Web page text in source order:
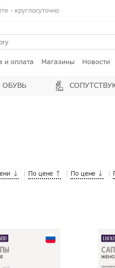
- круглосуточно
и оплата Магазины Новости
ОБУВЬ
↓ По цене ↑ По цене ↓